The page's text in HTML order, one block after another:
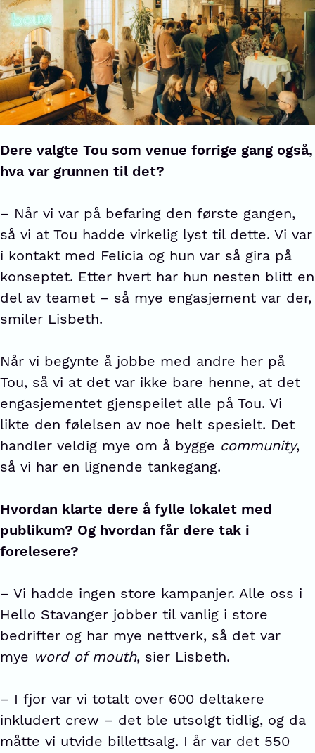
Dere valgte Tou som venue forrige gang også,
hva var grunnen til det?
– Når vi var på befaring den første gangen,
så vi at Tou hadde virkelig lyst til dette. Vi var
i kontakt med Felicia og hun var så gira på
konseptet. Etter hvert har hun nesten blitt en
del av teamet – så mye engasjement var der,
smiler Lisbeth.
Når vi begynte å jobbe med andre her på
Tou, så vi at det var ikke bare henne, at det
engasjementet gjenspeilet alle på Tou. Vi
likte den følelsen av noe helt spesielt. Det
handler veldig mye om å bygge community,
så vi har en lignende tankegang.
Hvordan klarte dere å fylle lokalet med
publikum? Og hvordan får dere tak i
forelesere?
– Vi hadde ingen store kampanjer. Alle oss i
Hello Stavanger jobber til vanlig i store
bedrifter og har mye nettverk, så det var
mye word of mouth, sier Lisbeth.
– I fjor var vi totalt over 600 deltakere
inkludert crew – det ble utsolgt tidlig, og da
måtte vi utvide billettsalg. I år var det 550